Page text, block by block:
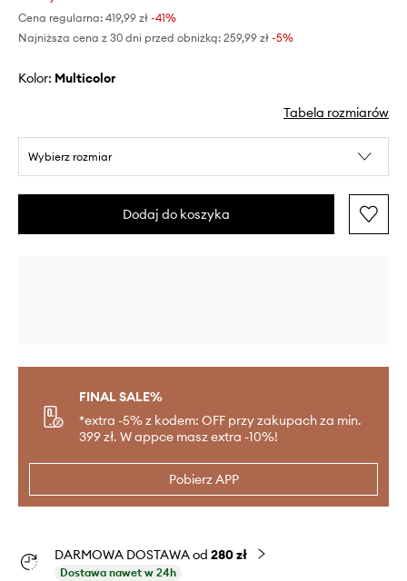
Cena regularna: 419,99 zł -41%
Najniższa cena z 30 dni przed obniżką: 259,99 zł -5%
Kolor: multicolor
Tabela rozmiarów
Wybierz rozmiar
Dodaj do koszyka
FINAL SALE%
*extra -5% z kodem: OFF przy zakupach za min.
399 zł. W appce masz extra -10%!
Pobierz APP
DARMOWA DOSTAWA od 280 zł
Dostawa nawet w 24h